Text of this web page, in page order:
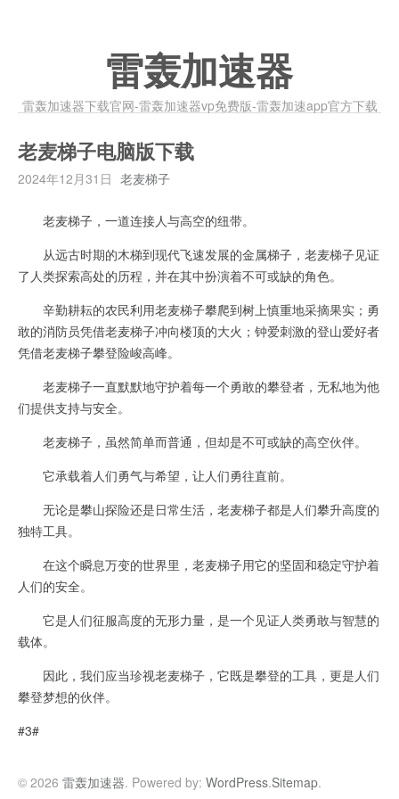
雷轰加速器
雷轰加速器下载官网-雷轰加速器vp免费版-雷轰加速app官方下载
老麦梯子电脑版下载
2024年12月31日 老麦梯子
老麦梯子，一道连接人与高空的纽带。
从远古时期的木梯到现代飞速发展的金属梯子，老麦梯子见证
了人类探索高处的历程，并在其中扮演着不可或缺的角色。
辛勤耕耘的农民利用老麦梯子攀爬到树上慎重地采摘果实；勇
敢的消防员凭借老麦梯子冲向楼顶的大火；钟爱刺激的登山爱好者
凭借老麦梯子攀登险峻高峰。
老麦梯子一直默默地守护着每一个勇敢的攀登者，无私地为他
们提供支持与安全。
老麦梯子，虽然简单而普通，但却是不可或缺的高空伙伴。
它承载着人们勇气与希望，让人们勇往直前。
无论是攀山探险还是日常生活，老麦梯子都是人们攀升高度的
独特工具。
在这个瞬息万变的世界里，老麦梯子用它的坚固和稳定守护着
人们的安全。
它是人们征服高度的无形力量，是一个见证人类勇敢与智慧的
载体。
因此，我们应当珍视老麦梯子，它既是攀登的工具，更是人们
攀登梦想的伙伴。
#3#
© 2026 雷轰加速器. Powered by: WordPress.Sitemap.